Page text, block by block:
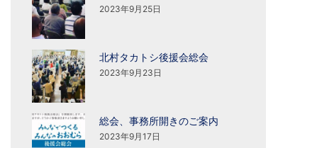
2023年9月25日
北村タカトシ後援会総会
2023年9月23日
総会、事務所開きのご案内
2023年9月17日